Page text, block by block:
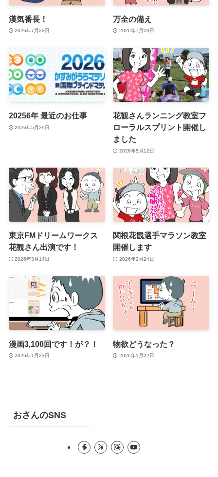
漢気番長！
2026年7月22日
万全の備え
2026年7月20日
20256年 最近のお仕事
2026年5月29日
花観さんランニング教室フ
ローラルスプリント開催し
ました
2026年5月12日
東京FMドリームワークス
花観さん出演です！
2026年3月14日
関根花観選手マラソン教室
開催します
2026年2月24日
漫画3,100回です！が？！
2026年1月23日
物欲どうなった？
2026年1月22日
おさんのSNS